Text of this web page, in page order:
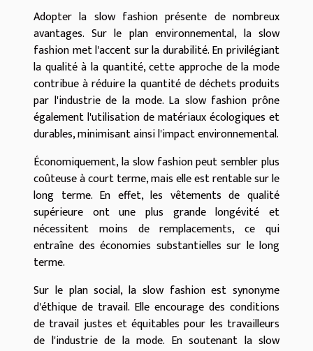
Adopter la slow fashion présente de nombreux
avantages. Sur le plan environnemental, la slow
fashion met l'accent sur la durabilité. En privilégiant
la qualité à la quantité, cette approche de la mode
contribue à réduire la quantité de déchets produits
par l'industrie de la mode. La slow fashion prône
également l'utilisation de matériaux écologiques et
durables, minimisant ainsi l'impact environnemental.
Économiquement, la slow fashion peut sembler plus
coûteuse à court terme, mais elle est rentable sur le
long terme. En effet, les vêtements de qualité
supérieure ont une plus grande longévité et
nécessitent moins de remplacements, ce qui
entraîne des économies substantielles sur le long
terme.
Sur le plan social, la slow fashion est synonyme
d'éthique de travail. Elle encourage des conditions
de travail justes et équitables pour les travailleurs
de l'industrie de la mode. En soutenant la slow